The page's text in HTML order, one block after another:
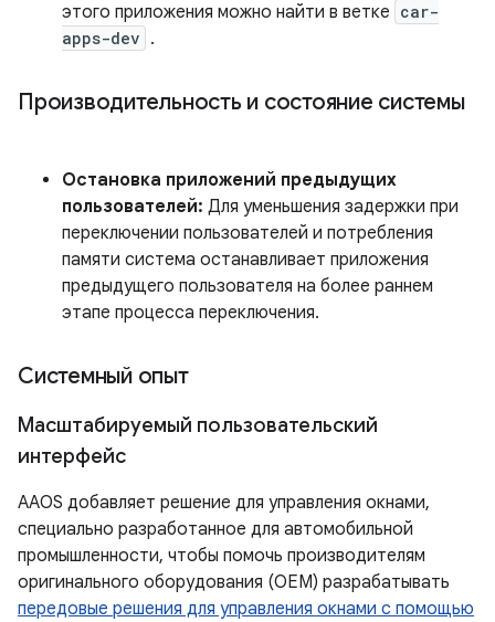
этого приложения можно найти в ветке car-
apps-dev .
Производительность и состояние системы
Остановка приложений предыдущих
пользователей: Для уменьшения задержки при
переключении пользователей и потребления
памяти система останавливает приложения
предыдущего пользователя на более раннем
этапе процесса переключения.
Системный опыт
Масштабируемый пользовательский
интерфейс
AAOS добавляет решение для управления окнами,
специально разработанное для автомобильной
промышленности, чтобы помочь производителям
оригинального оборудования (OEM) разрабатывать
передовые решения для управления окнами с помощью